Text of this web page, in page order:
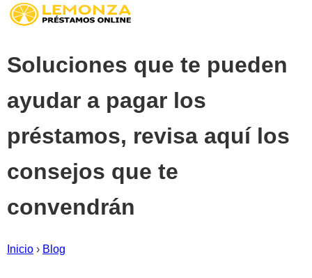
Soluciones que te pueden
ayudar a pagar los
préstamos, revisa aquí los
consejos que te
convendrán
Inicio › Blog